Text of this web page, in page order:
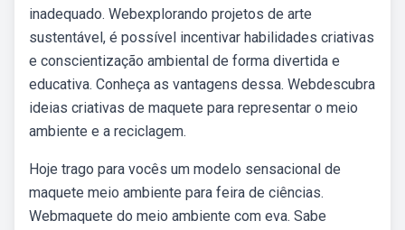
inadequado. Webexplorando projetos de arte
sustentável, é possível incentivar habilidades criativas
e conscientização ambiental de forma divertida e
educativa. Conheça as vantagens dessa. Webdescubra
ideias criativas de maquete para representar o meio
ambiente e a reciclagem.
Hoje trago para vocês um modelo sensacional de
maquete meio ambiente para feira de ciências.
Webmaquete do meio ambiente com eva. Sabe